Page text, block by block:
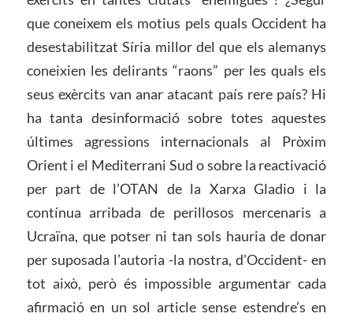
que coneixem els motius pels quals Occident ha
desestabilitzat Síria millor del que els alemanys
coneixien les delirants “raons” per les quals els
seus exèrcits van anar atacant país rere país? Hi
ha tanta desinformació sobre totes aquestes
últimes agressions internacionals al Pròxim
Orient i el Mediterrani Sud o sobre la reactivació
per part de l’OTAN de la Xarxa Gladio i la
contínua arribada de perillosos mercenaris a
Ucraïna, que potser ni tan sols hauria de donar
per suposada l’autoria -la nostra, d’Occident- en
tot això, però és impossible argumentar cada
afirmació en un sol article sense estendre’s en